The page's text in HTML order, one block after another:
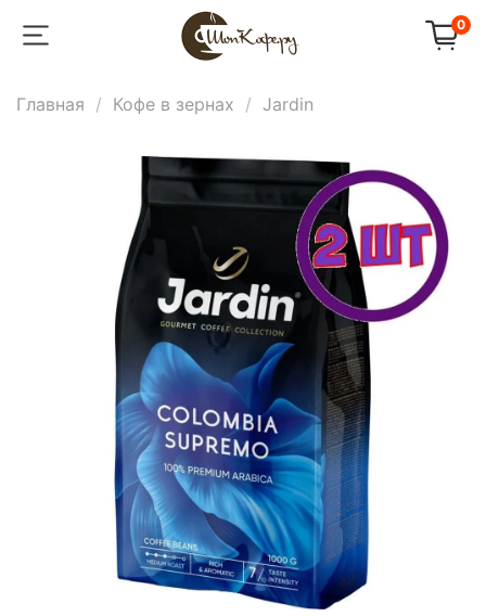
0
Главная Кофе в зернах Jardin